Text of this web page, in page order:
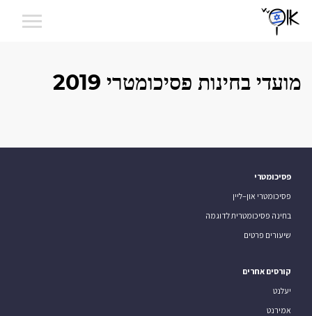
מועדי בחינות פסיכומטרי 2019
פסיכומטרי
פסיכומטרי און–ליין
בחינה פסיכומטרית לדוגמה
שיעורים פרטים
קורסים אחרים
יעלנט
אמירנט